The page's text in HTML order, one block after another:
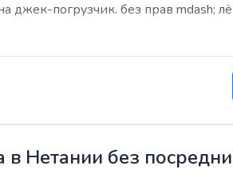
погрузчик. без прав mdash;
в Нетании без